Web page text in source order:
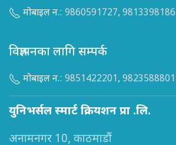
मोबाइल न.: 9860591727, 9813398186
विज्ञापनका लागि सम्पर्क
मोबाइल न.: 9851422201, 9823588801
युनिभर्सल स्मार्ट क्रियशन प्रा .लि.
अनामनगर 10, काठमाडौं